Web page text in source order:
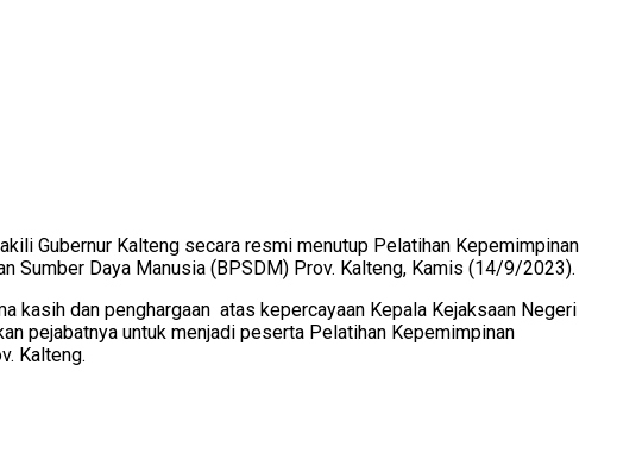
Gubernur Kalteng secara resmi menutup Pelatihan Kepemimpinan
Sumber Daya Manusia (BPSDM) Prov. Kalteng, Kamis (14/9/2023).
kasih dan penghargaan atas kepercayaan Kepala Kejaksaan Negeri
pejabatnya untuk menjadi peserta Pelatihan Kepemimpinan
Kalteng.